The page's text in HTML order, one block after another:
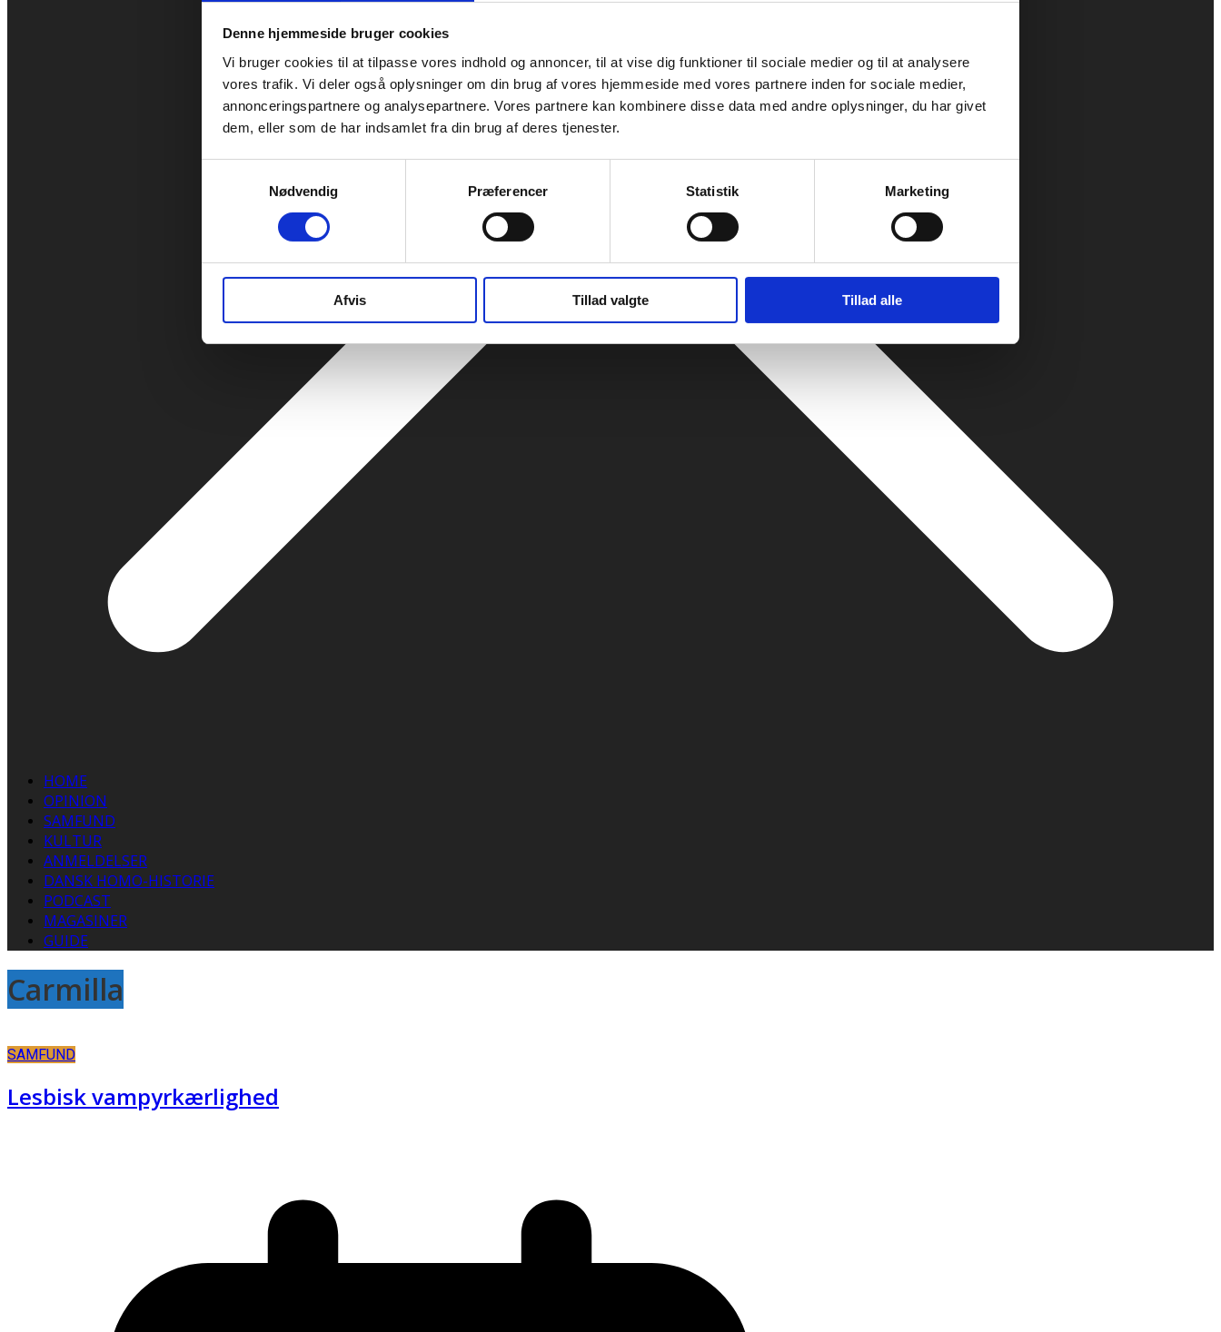
Denne hjemmeside bruger cookies
Vi bruger cookies til at tilpasse vores indhold og annoncer, til at vise dig funktioner til sociale medier og til at analysere
vores trafik. Vi deler også oplysninger om din brug af vores hjemmeside med vores partnere inden for sociale medier,
annonceringspartnere og analysepartnere. Vores partnere kan kombinere disse data med andre oplysninger, du har givet
dem, eller som de har indsamlet fra din brug af deres tjenester.
Nødvendig
Præferencer Statistik Marketing
Afvis Tillad valgte Tillad alle
HOME
OPINION
SAMFUND
KULTUR
ANMELDELSER
DANSK HOMO-HISTORIE
PODCAST
MAGASINER
GUIDE
Carmilla
SAMFUND
Lesbisk vampyrkærlighed